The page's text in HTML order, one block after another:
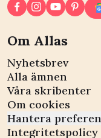
Om Allas
Nyhetsbrev
Alla ämnen
Våra skribenter
Om cookies
Hantera
Integritetspolicy